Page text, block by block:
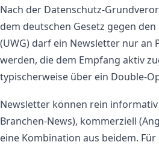
Nach der Datenschutz-
dem deutschen Gesetz gegen
(UWG) darf ein Newsletter nur an
werden, die dem Empfang aktiv
typischerweise über ein Double-
Newsletter können rein
Branchen-News), kommerziell
eine Kombination aus beidem.